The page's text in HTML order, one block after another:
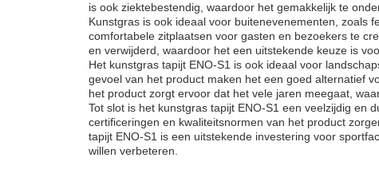
is ook ziektebestendig, waardoor het gemakkelijk te
Kunstgras is ook ideaal voor buitenevenementen, zoals
comfortabele zitplaatsen voor gasten en bezoekers te
en verwijderd, waardoor het een uitstekende keuze is
Het kunstgras tapijt ENO-S1 is ook ideaal voor
gevoel van het product maken het een goed alternatief
het product zorgt ervoor dat het vele jaren meegaat,
Tot slot is het kunstgras tapijt ENO-S1 een veelzijdig en
certificeringen en kwaliteitsnormen van het product
tapijt ENO-S1 is een uitstekende investering voor
willen verbeteren.